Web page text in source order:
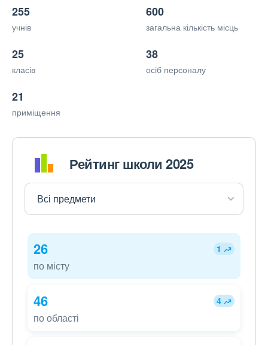
255
учнів
600
загальна кількість місць
25
класів
38
осіб персоналу
21
приміщення
Рейтинг школи 2025
26 1
по місту
46 4
по області